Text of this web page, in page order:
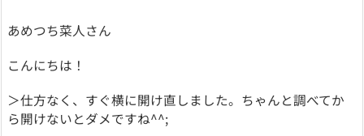
あめつち菜人さん
こんにちは！
＞仕方なく、すぐ横に開け直しました。ちゃんと調べてか
ら開けないとダメですね^^;